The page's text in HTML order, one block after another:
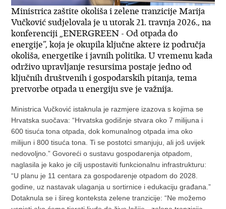
Ministrica zaštite okoliša i zelene tranzicije Marija
Vučković sudjelovala je u utorak 21. travnja 2026., na
konferenciji „ENERGREEN - Od otpada do
energije”, koja je okupila ključne aktere iz područja
okoliša, energetike i javnih politika. U vremenu kada
održivo upravljanje resursima postaje jedno od
ključnih društvenih i gospodarskih pitanja, tema
pretvorbe otpada u energiju sve je važnija.
Ministrica Vučković istaknula je razmjere izazova s kojima se
Hrvatska suočava: “Hrvatska godišnje stvara oko 7 milijuna i
600 tisuća tona otpada, dok komunalnog otpada ima oko
milijun i 800 tisuća tona. Ti se postotci smanjuju, ali još uvijek
nedovoljno.” Govoreći o sustavu gospodarenja otpadom,
naglasila je kako je cilj uspostaviti funkcionalnu infrastrukturu:
“U planu je 11 centara za gospodarenje otpadom do 2028.
godine, uz nastavak ulaganja u sortirnice i edukaciju građana.”
Dotaknula se i šireg konteksta zelene tranzicije: “Ne možemo